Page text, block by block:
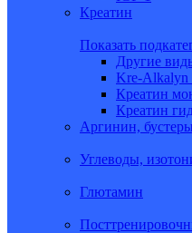
Креатин
Показать
Другие
Kre-Alkalyn
Креатин
Креатин
Аргинин,
Углеводы,
Глютамин